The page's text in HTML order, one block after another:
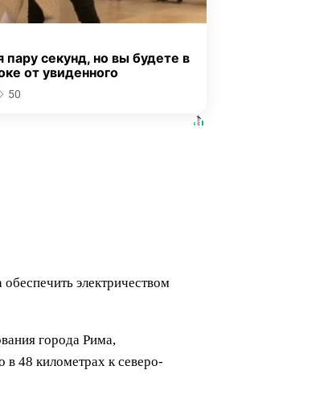
пару секунд, но вы будете в
от увиденного
50
электричеством
города Рима,
48 километрах к северо-